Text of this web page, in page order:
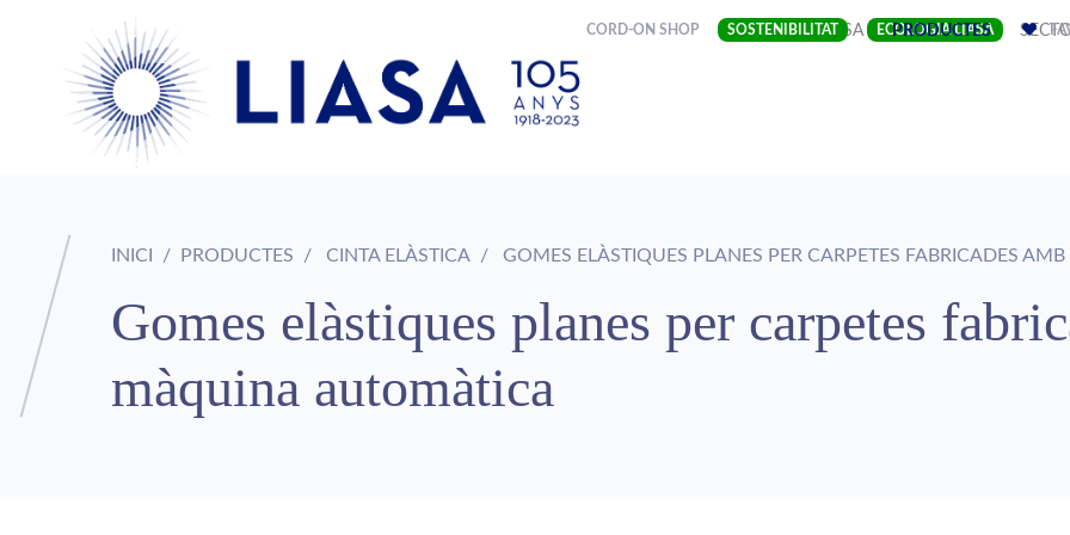
CORD-ON SHOP SOSTENIBILITAT ECOLOGIA LIASA
EMPRESA(CURRENT)
PRODUCTES
INICI PRODUCTES CINTA ELÀSTICA GOMES ELÀSTIQUES PLANES PER CARPETES FABRICADES
Gomes elàstiques planes per carpetes
màquina automàtica